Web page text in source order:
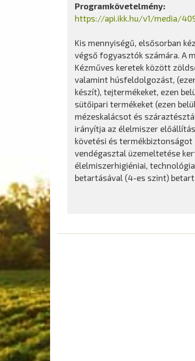
Programkövetelmény:
https://api.ikk.hu/v1/media/
Kis mennyiségű, elsősorban
végső fogyasztók számára. A
Kézműves keretek között
valamint húsfeldolgozást,
készít), tejtermékeket, ezen
sütőipari termékeket (ezen
mézeskalácsot és
irányítja az élelmiszer
követési és
vendégasztal üzemeltetése
élelmiszerhigiéniai,
betartásával (4-es szint)